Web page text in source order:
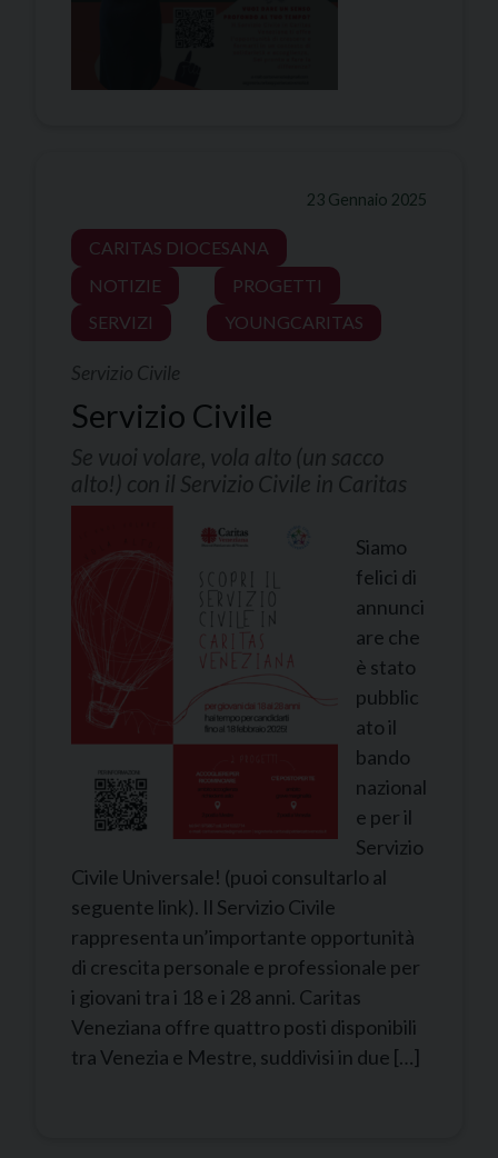
23 Gennaio 2025
CARITAS DIOCESANA
NOTIZIE
PROGETTI
SERVIZI
YOUNGCARITAS
Servizio Civile
Servizio Civile
Se vuoi volare, vola alto (un sacco
alto!) con il Servizio Civile in Caritas
Siamo
felici di
annunci
are che
è stato
pubblic
ato il
bando
nazional
e per il
Servizio
Civile Universale! (puoi consultarlo al
seguente link). Il Servizio Civile
rappresenta un’importante opportunità
di crescita personale e professionale per
i giovani tra i 18 e i 28 anni. Caritas
Veneziana offre quattro posti disponibili
tra Venezia e Mestre, suddivisi in due […]